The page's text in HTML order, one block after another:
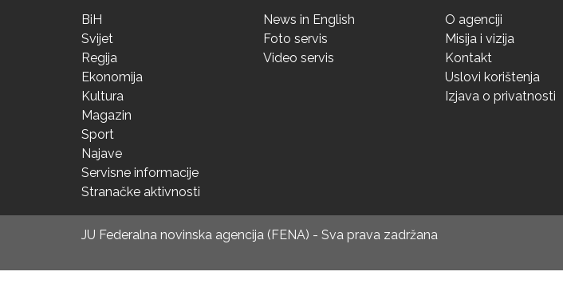
BiH
Svijet
Regija
Ekonomija
Kultura
Magazin
Sport
Najave
Servisne informacije
Stranačke aktivnosti
News in English
Foto servis
Video servis
O agenciji
Misija i vizija
Kontakt
Uslovi korištenja
Izjava o privatnosti
JU Federalna novinska agencija (FENA) - Sva prava zadržana